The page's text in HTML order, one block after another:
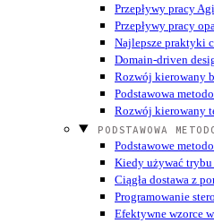
Przepływy pracy
Przepływy pracy
Najlepsze praktyki
Domain-driven
Rozwój kierowany
Podstawowa
Rozwój kierowany
PODSTAWOWA
Podstawowe
Kiedy używać
Ciągła dostawa z
Programowanie
Efektywne wzorce